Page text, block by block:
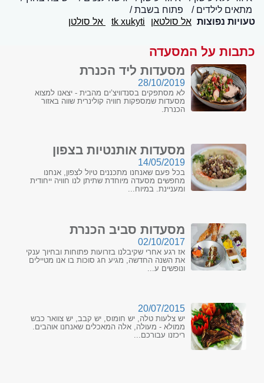
מתאים לילדים
פתוח בשבת
טעויות נפוצות אל סולטאן tk xukyti אל סולטן
כתבות על המסעדה
מסעדות ליד הכנרת
28/10/2019
לא מסתפקים בסנדוויצ’ים מהבית - יצאנו למצוא
מסעדות שמספקות חוויה קולינרית שווה באזור
הכנרת.
מסעדות אותנטיות בצפון
14/05/2019
בכל פעם שאנחנו מתכננים טיול לצפון, אנחנו
מחפשים מסעדה מיוחדת שתיתן לנו חוויה ייחודית
ומעניינת. במיוח...
מסעדות סביב הכנרת
02/10/2017
אז רגע אחרי שקיבלנו בזרועות פתוחות ובחיוך ענקי
את השנה החדשה, מגיע חג סוכות בו אנו מטיילים
ונופשים ע...
20/07/2015
יש צלעות טלה, יש חומוס, יש קבב, יש צוואר כבש
ממולא - מעולה, אלה המאכלים שאנחנו אוהבים.
ריכזנו עבורכם...